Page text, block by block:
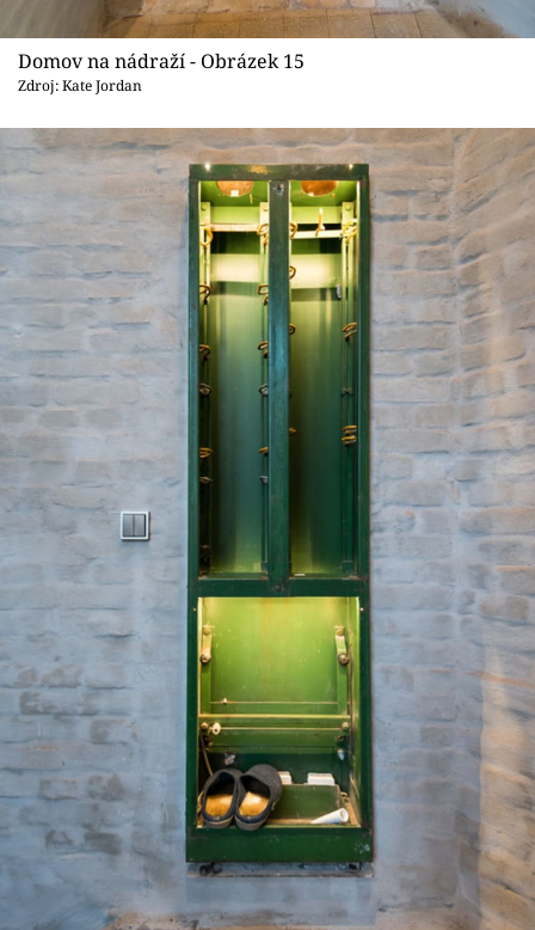
Domov na nádraží - Obrázek 15
Zdroj: Kate Jordan